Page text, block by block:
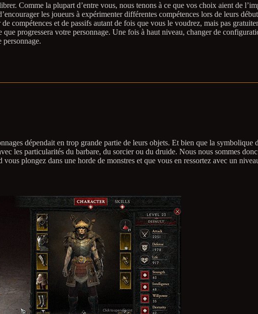
Comme la plupart d’entre vous, nous tenons à ce que vos choix aient de
les joueurs à expérimenter différentes compétences lors de leurs
compétences et de passifs autant de fois que vous le voudrez, mais pas
progressera votre personnage. Une fois à haut niveau, changer de
dépendait en trop grande partie de leurs objets. Et bien que la symbolique
les particularités du barbare, du sorcier ou du druide. Nous nous sommes
vous plongez dans une horde de monstres et que vous en ressortez avec un